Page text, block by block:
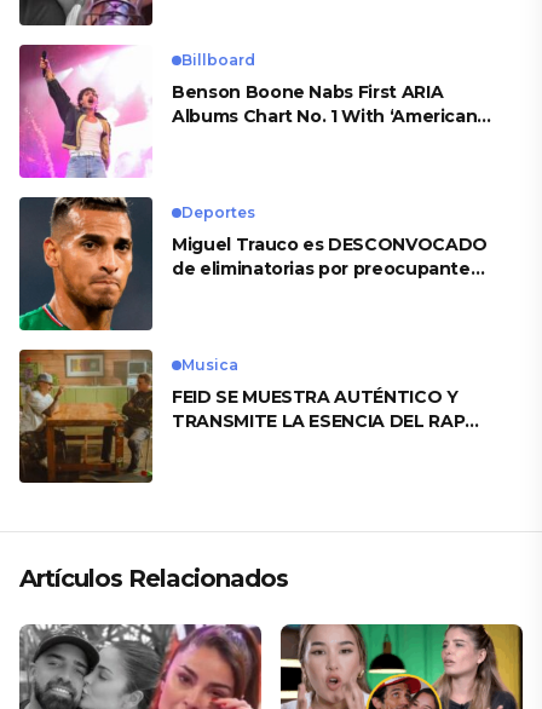
Billboard
Benson Boone Nabs First ARIA
Albums Chart No. 1 With ‘American
Deportes
Miguel Trauco es DESCONVOCADO
de eliminatorias por preocupante
Musica
FEID SE MUESTRA AUTÉNTICO Y
TRANSMITE LA ESENCIA DEL RAP
Artículos Relacionados